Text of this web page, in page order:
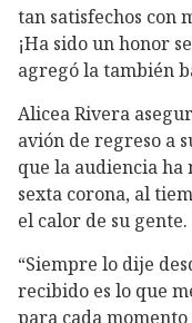
tan satisfechos con
¡Ha sido un honor
agregó la también
Alicea Rivera
avión de regreso a
que la audiencia
sexta corona, al
el calor de su gente.
“Siempre lo dije
recibido es lo que
para cada